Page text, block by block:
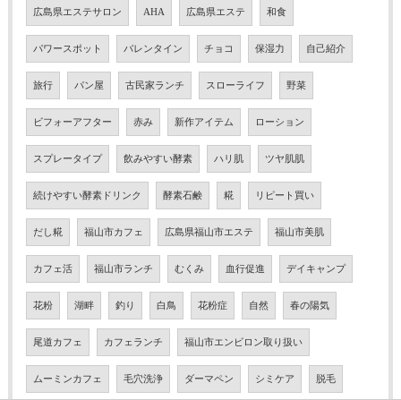
広島県エステサロン AHA 広島県エステ 和食
パワースポット バレンタイン チョコ 保湿力 自己紹介
旅行 パン屋 古民家ランチ スローライフ 野菜
ビフォーアフター 赤み 新作アイテム ローション
スプレータイプ 飲みやすい酵素 ハリ肌 ツヤ肌肌
続けやすい酵素ドリンク 酵素石鹸 糀 リピート買い
だし糀 福山市カフェ 広島県福山市エステ 福山市美肌
カフェ活 福山市ランチ むくみ 血行促進 デイキャンプ
花粉 湖畔 釣り 白鳥 花粉症 自然 春の陽気
尾道カフェ カフェランチ 福山市エンビロン取り扱い
ムーミンカフェ 毛穴洗浄 ダーマペン シミケア 脱毛